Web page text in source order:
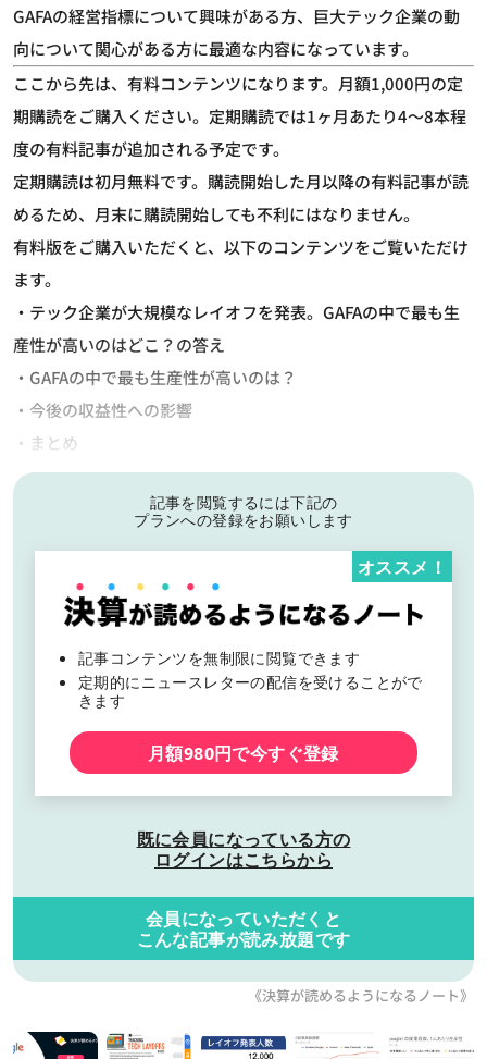
GAFAの経営指標について興味がある方、巨大テック企業の動
向について関心がある方に最適な内容になっています。
ここから先は、有料コンテンツになります。月額1,000円の定
期購読をご購入ください。定期購読では1ヶ月あたり4～8本程
度の有料記事が追加される予定です。
定期購読は初月無料です。購読開始した月以降の有料記事が読
めるため、月末に購読開始しても不利にはなりません。
有料版をご購入いただくと、以下のコンテンツをご覧いただけ
ます。
・テック企業が大規模なレイオフを発表。GAFAの中で最も生
産性が高いのはどこ？の答え
・GAFAの中で最も生産性が高いのは？
・今後の収益性への影響
・まとめ
記事を閲覧するには下記の
プランへの登録をお願いします
記事コンテンツを無制限に閲覧できます
定期的にニュースレターの配信を受けることがで
きます
オススメ！
月額980円で今すぐ登録
既に会員になっている方の
ログインはこちらから
会員になっていただくと
こんな記事が読み放題です
《決算が読めるようになるノート》